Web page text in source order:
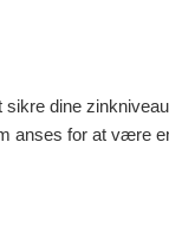
dine
anses for at være